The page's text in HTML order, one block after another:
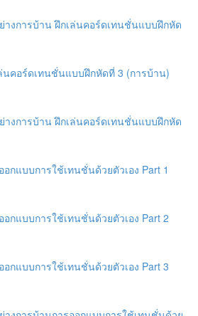
างการบ้าน ฝึกเล่นคอร์ดเทนชั่นแบบฝึกหัด
นคอร์ดเทนชั่นแบบฝึกหัดที่ 3 (การบ้าน)
างการบ้าน ฝึกเล่นคอร์ดเทนชั่นแบบฝึกหัด
กแบบการใช้เทนชั่นด้วยตัวเอง Part 1
กแบบการใช้เทนชั่นด้วยตัวเอง Part 2
กแบบการใช้เทนชั่นด้วยตัวเอง Part 3